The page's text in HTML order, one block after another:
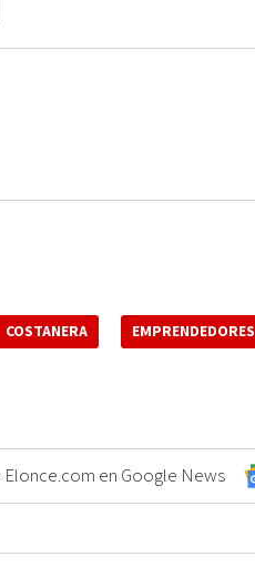
COSTANERA EMPRENDEDORES
Elonce.com en Google News